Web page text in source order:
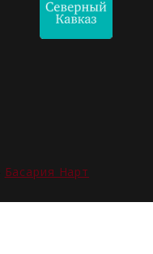
Басария Нарт